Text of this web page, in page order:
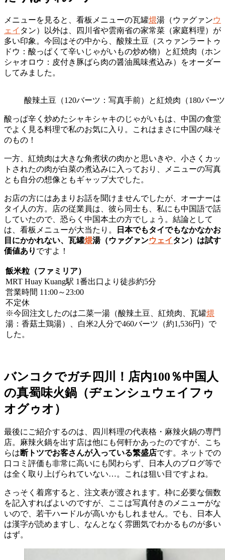
メニューを見ると、看板メニューの瓦罐煨湯（ウァグァンウ
ェイ タン）以外は、四川省や雲南省の家常菜（家庭料理）が
多い印象。今回はその中から、酸辣土豆（スゥァンラートゥ
ドウ：酸っぱくて辛いじゃがいもの炒め物）と紅焼肉（ホン
シャオロウ：皮付き豚ばら肉の醤油風味煮込み）をオーダー
してみました。
酸辣土豆（120バーツ：写真手前）と紅焼肉（180バー
酸っぱ辛く炒めたシャキシャキのじゃがいもは、中国の食堂
でよく見る料理で私のお気に入り。これはまさに中国の味そ
のもの！
一方、紅焼肉は大きな角煮状の肉かと思いきや、小さくカッ
トされたの肉が白菜の煮込みに入っており、メニューの写真
とも自分の想像ともギャップ大でした。
お店の方にはあまりお話を聞けませんでしたが、オーナーは
タイ人の方。店の従業員は、彼ら同士も、私にも中国語で話
していたので、恐らく中国本土の方でしょう。結論として
は、看板メニューが大当たり。
日本でもタイでもなかなかお
目にかかれない、瓦罐煨湯（ウァグァンウェイタン）は試す
価値あり ですよ！
飯米粒（ファミリア）
MRT Huay Kuang駅 1番出口より徒歩約5分
営業時間 11:00～23:00
不定休
※今回注文したのは二菜一湯（酸辣土豆、紅焼肉、瓦罐煨
湯：香菇土鶏湯）、白米2人分で460バーツ（約1,536円）で
した。
バンコクでガチ四川！店内100％中国人
の真蜀味火鍋（ヂェンシュウェイフゥ
オグゥオ）
最後にご紹介するのは、四川料理の代表格・麻辣火鍋の専門
店。麻辣火鍋を出す店は他にも何軒かあったのですが、こち
らは断トツでお客さんが入っている繁盛店です。ネットでの
口コミ評価も非常に高いにも関わらず、日本人のブログ等で
は全く取り上げられていない…。これは狙い目ですよね。
さっそく着席すると、注文表が渡されます。枠に必要な個数
を記入すればよいのですが、ここは写真付きのメニューがな
いので、若干ハードルが高いかもしれません。でも、日本人
は漢字が読めますし、なんとなく雰囲気でわかるものが多い
はず。